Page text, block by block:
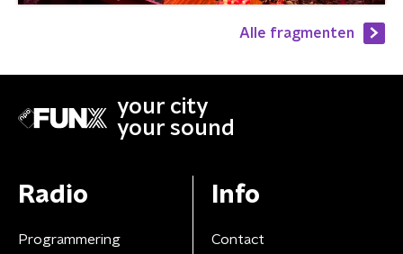
Alle fragmenten
your city
your sound
Radio
Programmering
Info
Contact